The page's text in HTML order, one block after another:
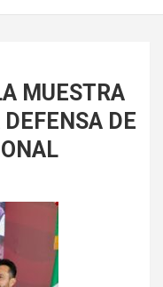
MUESTRA
DE